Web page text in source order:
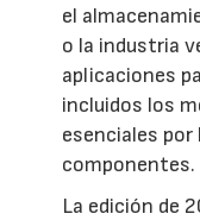
el
o la industria
aplicaciones
incluidos los
esenciales por
componentes.
La edición de